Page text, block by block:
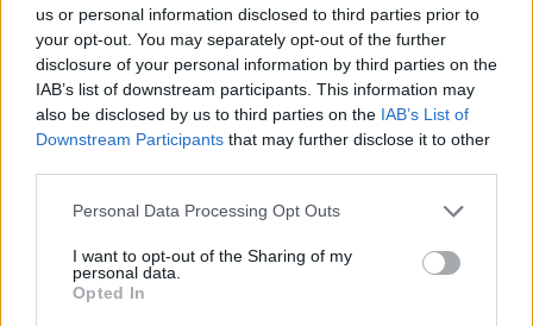
us or personal information disclosed to third parties prior to
your opt-out. You may separately opt-out of the further
disclosure of your personal information by third parties on the
IAB’s list of downstream participants. This information may
also be disclosed by us to third parties on the IAB’s List of
Downstream Participants that may further disclose it to other
Personal Data Processing Opt Outs
I want to opt-out of the Sharing of my
personal data.
Opted In
labai jau žemišką ir kasdien nešiojamą
kolekciją. Dizainerė Miuccia Prada kitam
šiltajam sezonui siūlo paprastą juodą sijoną,
trumpą palaidinę ir languotą švarką.
Tiesa, langučių naujausioje kolekcijoje buvo
rūbų modelius.